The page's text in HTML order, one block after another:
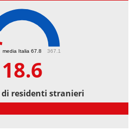
media Italia 67.8 367.1
18.6
di residenti stranieri